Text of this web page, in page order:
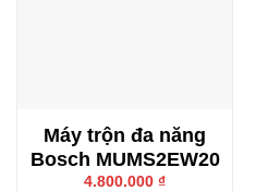
Máy trộn đa năng
Bosch MUMS2EW20
4.800.000 ₫